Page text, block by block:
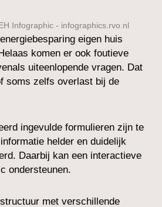
eigen huis
komen er ook foutieve
uiteenlopende vragen. Dat
soms zelfs overlast bij de
ingevulde formulieren zijn te
helder en duidelijk
Daarbij kan een interactieve
ondersteunen.
met verschillende